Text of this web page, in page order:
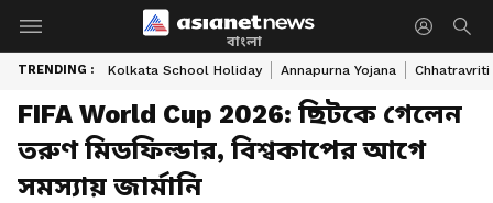
বাংলা
TRENDING : Kolkata School Holiday Annapurna Yojana Chhatravriti
FIFA World Cup 2026: ছিটকে গেলেন
তরুণ মিডফিল্ডার, বিশ্বকাপের আগে
সমস্যায় জার্মানি